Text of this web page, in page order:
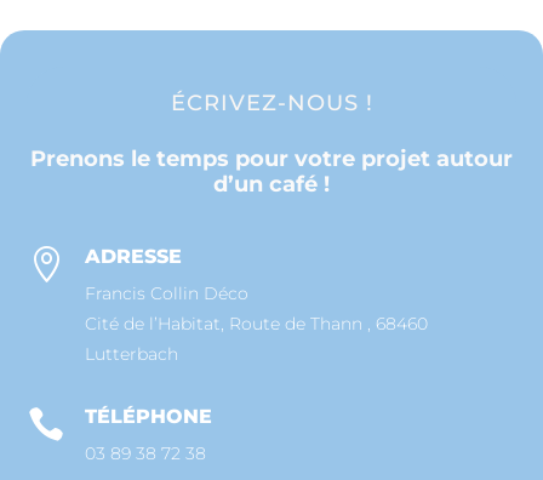
ÉCRIVEZ-NOUS !
Prenons le temps pour votre projet autour
d’un café !
 ADRESSE
Francis Collin Déco
Cité de l’Habitat, Route de Thann , 68460
Lutterbach
 TÉLÉPHONE
03 89 38 72 38